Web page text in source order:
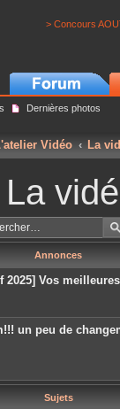
> Concours
Dernières photos
Vidéo La
La
Annonces
2025] Vos
un peu de
Sujets